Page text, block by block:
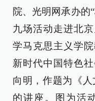
院、光明网承办的
九场活动走进北
学马克思主义学
新时代中国特色
向明 ，作题为《
的讲座。图为活